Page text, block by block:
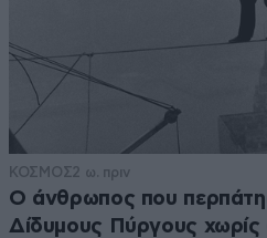
ΚΟΣΜΟΣ2 ω. πριν
Ο άνθρωπος που
Δίδυμους Πύργους χωρίς